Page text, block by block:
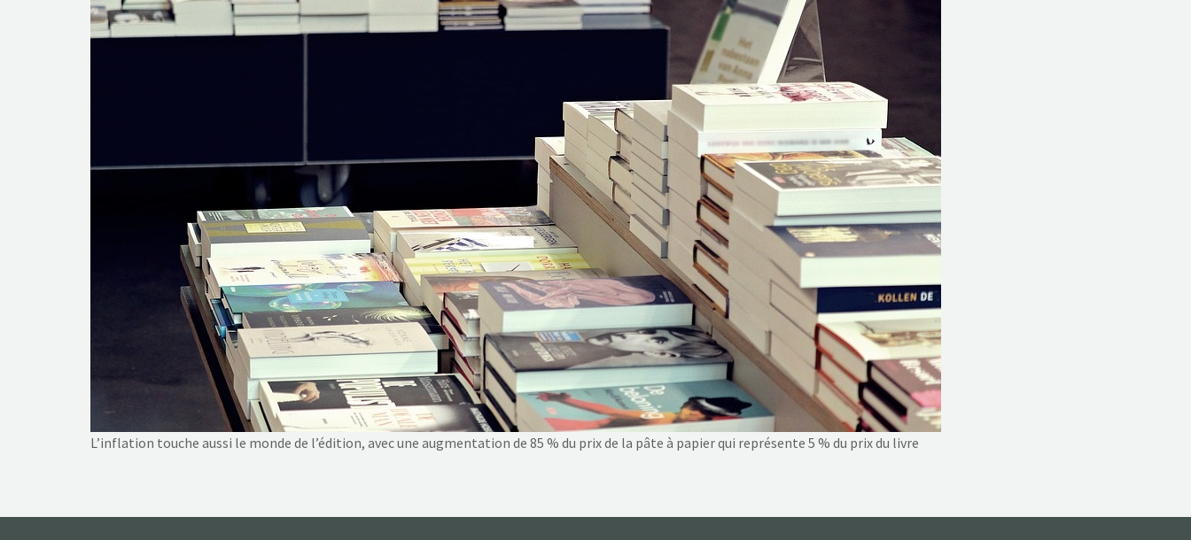
L’inflation touche aussi le monde de l’édition, avec une augmentation de 85 % du prix de la pâte à papier qui représente 5 % du prix du livre